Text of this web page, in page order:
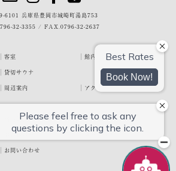
6101 兵庫県豊岡市城崎町湯島753
32-3355 / FAX.0796-32-2637
客室
館内・施設
貸切サウナ
周辺案内
アクセス
宿泊約款
プライバシーポリシー
お客様の声
泉翠ブログ
お問い合わせ